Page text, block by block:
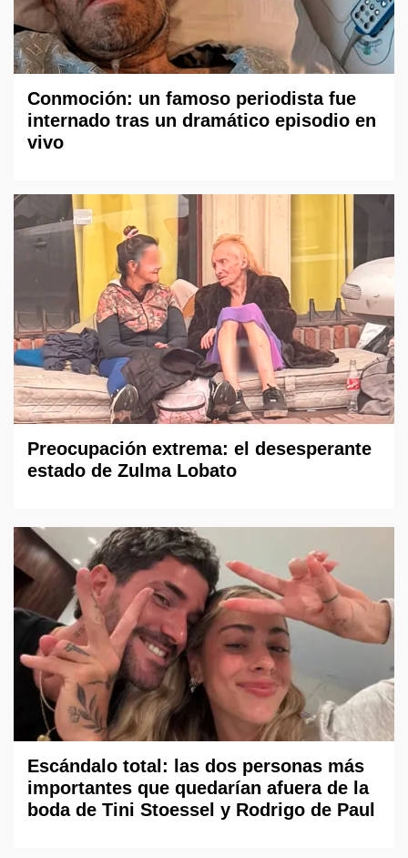
Conmoción: un famoso periodista fue
internado tras un dramático episodio en
vivo
Preocupación extrema: el desesperante
estado de Zulma Lobato
Escándalo total: las dos personas más
importantes que quedarían afuera de la
boda de Tini Stoessel y Rodrigo de Paul